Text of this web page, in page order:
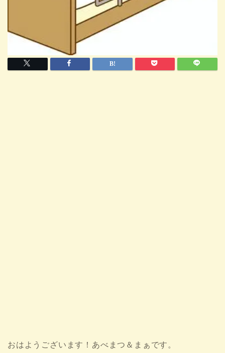
おはようございます！あべまつ＆まぁです。